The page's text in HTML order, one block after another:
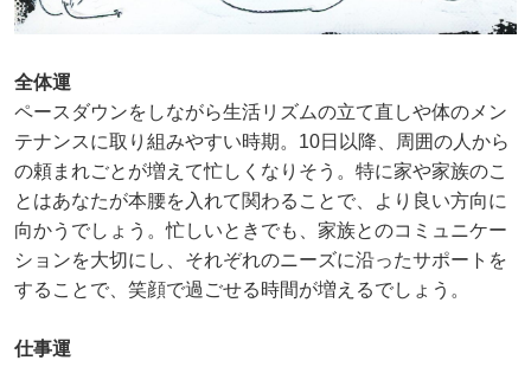
全体運
ペースダウンをしながら生活リズムの立て直しや体のメン
テナンスに取り組みやすい時期。10日以降、周囲の人から
の頼まれごとが増えて忙しくなりそう。特に家や家族のこ
とはあなたが本腰を入れて関わることで、より良い方向に
向かうでしょう。忙しいときでも、家族とのコミュニケー
ションを大切にし、それぞれのニーズに沿ったサポートを
することで、笑顔で過ごせる時間が増えるでしょう。
仕事運